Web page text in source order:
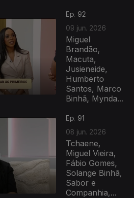
Ep. 92
09 jun. 2026
Miguel
Brandão,
Macuta,
Jusieneide,
Humberto
Santos, Marco
Binhã, Mynda...
Ep. 91
08 jun. 2026
Tchaene,
Miguel Vieira,
Fábio Gomes,
Solange Binhã,
Sabor e
Companhia,...